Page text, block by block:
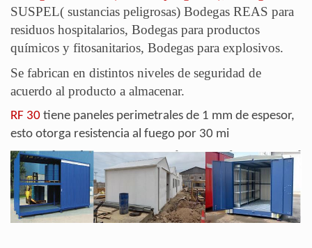
SUSPEL( sustancias peligrosas) Bodegas REAS para
residuos hospitalarios, Bodegas para productos
químicos y fitosanitarios, Bodegas para explosivos.
Se fabrican en distintos niveles de seguridad de
acuerdo al producto a almacenar.
RF 30 tiene paneles perimetrales de 1 mm de espesor,
esto otorga resistencia al fuego por 30 mi